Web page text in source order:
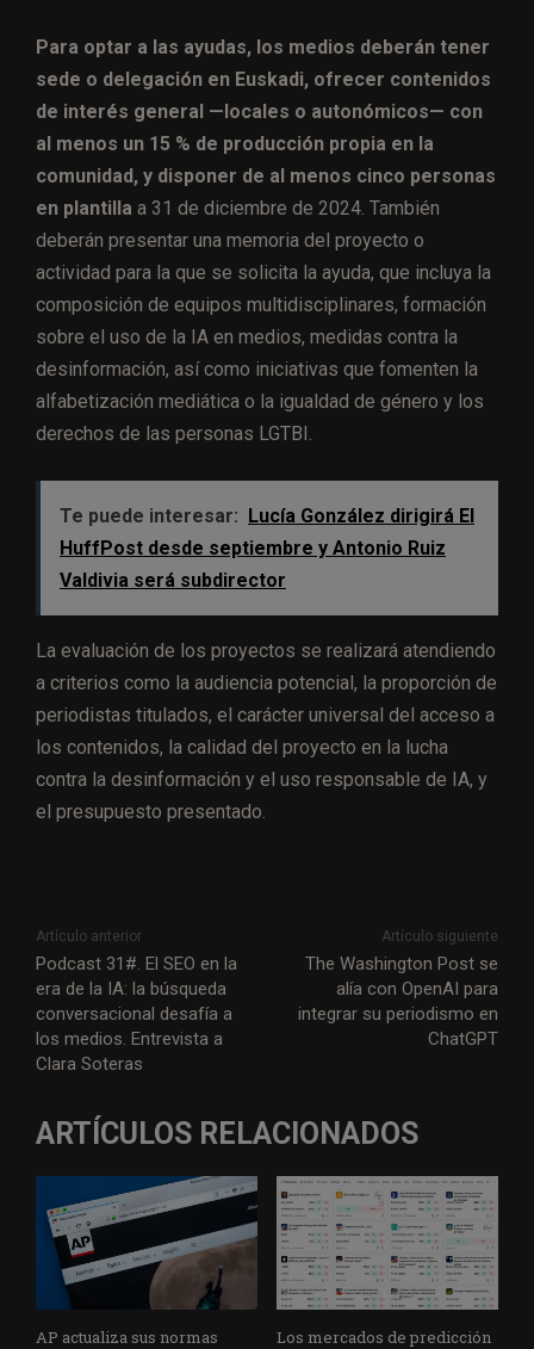
Para optar a las ayudas, los medios deberán tener
sede o delegación en Euskadi, ofrecer contenidos
de interés general —locales o autonómicos— con
al menos un 15 % de producción propia en la
comunidad, y disponer de al menos cinco personas
en plantilla a 31 de diciembre de 2024. También
deberán presentar una memoria del proyecto o
actividad para la que se solicita la ayuda, que incluya la
composición de equipos multidisciplinares, formación
sobre el uso de la IA en medios, medidas contra la
desinformación, así como iniciativas que fomenten la
alfabetización mediática o la igualdad de género y los
derechos de las personas LGTBI.
Te puede interesar:
Lucía González dirigirá El
HuffPost desde septiembre y Antonio Ruiz
Valdivia será subdirector
La evaluación de los proyectos se realizará atendiendo
a criterios como la audiencia potencial, la proporción de
periodistas titulados, el carácter universal del acceso a
los contenidos, la calidad del proyecto en la lucha
contra la desinformación y el uso responsable de IA, y
el presupuesto presentado.
Artículo anterior
Podcast 31#. El SEO en la
era de la IA: la búsqueda
conversacional desafía a
los medios. Entrevista a
Clara Soteras
Artículo siguiente
The Washington Post se
alía con OpenAI para
integrar su periodismo en
ChatGPT
ARTÍCULOS RELACIONADOS
AP actualiza sus normas
Los mercados de predicción